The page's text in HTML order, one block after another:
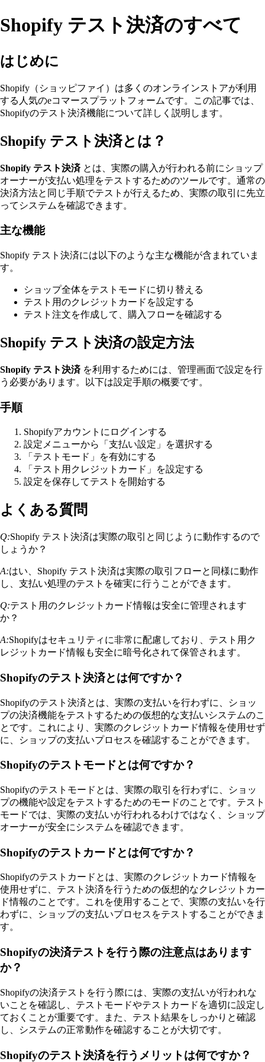
Shopify テスト決済のすべて
はじめに
Shopify（ショッピファイ）は多くのオンラインストアが利用
する人気のeコマースプラットフォームです。この記事では、
Shopifyのテスト決済機能について詳しく説明します。
Shopify テスト決済とは？
Shopify テスト決済とは、実際の購入が行われる前にショップ
オーナーが支払い処理をテストするためのツールです。通常の
決済方法と同じ手順でテストが行えるため、実際の取引に先立
ってシステムを確認できます。
主な機能
Shopify テスト決済には以下のような主な機能が含まれていま
す。
ショップ全体をテストモードに切り替える
テスト用のクレジットカードを設定する
テスト注文を作成して、購入フローを確認する
Shopify テスト決済の設定方法
Shopify テスト決済を利用するためには、管理画面で設定を行
う必要があります。以下は設定手順の概要です。
手順
Shopifyアカウントにログインする
設定メニューから「支払い設定」を選択する
「テストモード」を有効にする
「テスト用クレジットカード」を設定する
設定を保存してテストを開始する
よくある質問
Q:Shopify テスト決済は実際の取引と同じように動作するので
しょうか？
A:はい、Shopify テスト決済は実際の取引フローと同様に動作
し、支払い処理のテストを確実に行うことができます。
Q:テスト用のクレジットカード情報は安全に管理されます
か？
A:Shopifyはセキュリティに非常に配慮しており、テスト用ク
レジットカード情報も安全に暗号化されて保管されます。
Shopifyのテスト決済とは何ですか？
Shopifyのテスト決済とは、実際の支払いを行わずに、ショッ
プの決済機能をテストするための仮想的な支払いシステムのこ
とです。これにより、実際のクレジットカード情報を使用せず
に、ショップの支払いプロセスを確認することができます。
Shopifyのテストモードとは何ですか？
Shopifyのテストモードとは、実際の取引を行わずに、ショッ
プの機能や設定をテストするためのモードのことです。テスト
モードでは、実際の支払いが行われるわけではなく、ショップ
オーナーが安全にシステムを確認できます。
Shopifyのテストカードとは何ですか？
Shopifyのテストカードとは、実際のクレジットカード情報を
使用せずに、テスト決済を行うための仮想的なクレジットカー
ド情報のことです。これを使用することで、実際の支払いを行
わずに、ショップの支払いプロセスをテストすることができま
す。
Shopifyの決済テストを行う際の注意点はあります
か？
Shopifyの決済テストを行う際には、実際の支払いが行われな
いことを確認し、テストモードやテストカードを適切に設定し
ておくことが重要です。また、テスト結果をしっかりと確認
し、システムの正常動作を確認することが大切です。
Shopifyのテスト決済を行うメリットは何ですか？